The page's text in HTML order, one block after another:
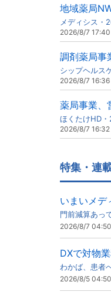
地域薬局
メディシス・
2026/8/7 17:40
調剤薬局事
シップヘルス
2026/8/7 16:36
薬局事業、
ほくたけHD
2026/8/7 16:32
特集・連
いまいメデ
門前減算あっ
2026/8/7 04:50
DXで対物
わかば、患者
2026/8/5 04:50